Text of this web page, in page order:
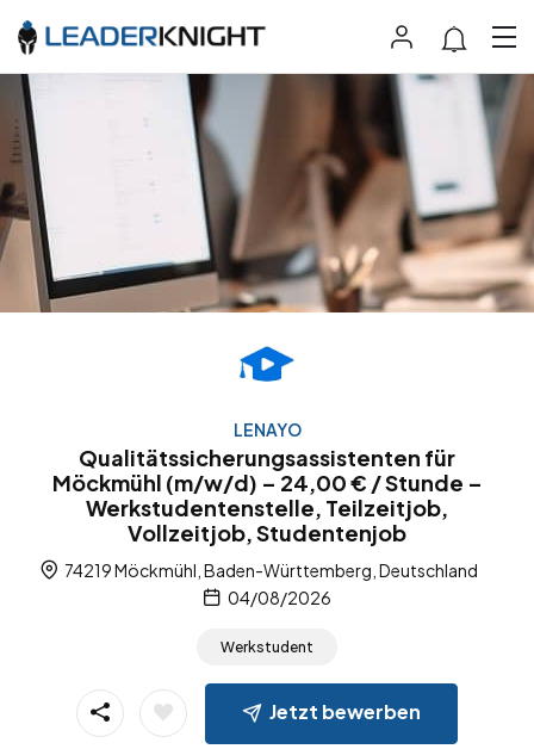
LENAYO
Qualitätssicherungsassistenten für
Möckmühl (m/w/d) – 24,00 € / Stunde –
Werkstudentenstelle, Teilzeitjob,
Vollzeitjob, Studentenjob
74219 Möckmühl, Baden-Württemberg, Deutschland
04/08/2026
Werkstudent
Jetzt bewerben